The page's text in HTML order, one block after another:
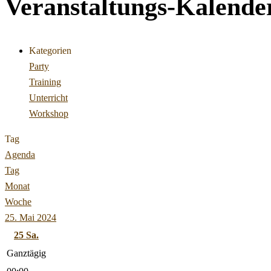
Veranstaltungs-
Kategorien
Party
Training
Unterricht
Workshop
Tag
Agenda
Tag
Monat
Woche
25. Mai 2024
25 Sa.
Ganztägig